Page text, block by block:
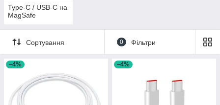
Type-C / USB-C на
MagSafe
Сортування 0 Фільтри
–4% –4%